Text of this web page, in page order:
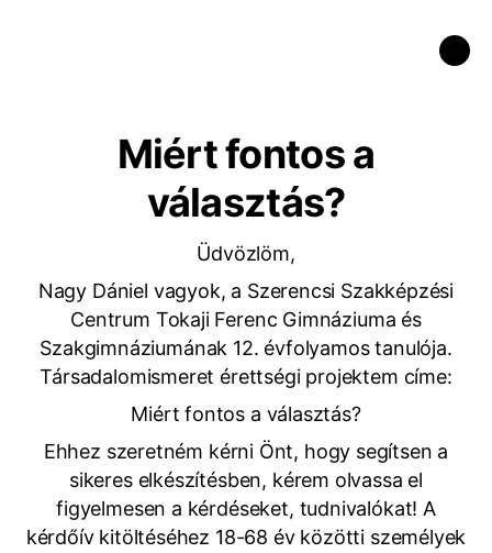
Miért fontos a
választás?
Üdvözlöm,
Nagy Dániel vagyok, a Szerencsi Szakképzési
Centrum Tokaji Ferenc Gimnáziuma és
Szakgimnáziumának 12. évfolyamos tanulója.
Társadalomismeret érettségi projektem címe:
Miért fontos a választás?
Ehhez szeretném kérni Önt, hogy segítsen a
sikeres elkészítésben, kérem olvassa el
figyelmesen a kérdéseket, tudnivalókat! A
kérdőív kitöltéséhez 18-68 év közötti személyek